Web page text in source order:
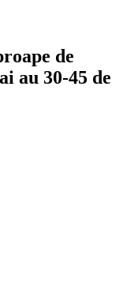
de
au 30-45 de